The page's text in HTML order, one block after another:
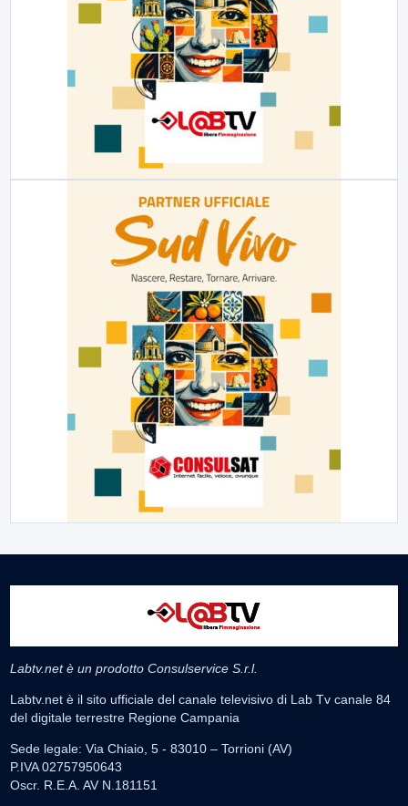
Labtv.net è un prodotto Consulservice S.r.l.
Labtv.net è il sito ufficiale del canale televisivo di Lab Tv canale 84
del digitale terrestre Regione Campania
Sede legale: Via Chiaio, 5 - 83010 – Torrioni (AV)
P.IVA 02757950643
Oscr. R.E.A. AV N.181151